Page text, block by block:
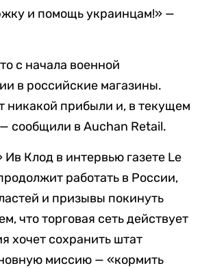
и помощь украинцам!» —
с начала военной
в российские магазины.
никакой прибыли и, в текущем
сообщили в Auchan Retail.
Клод в интервью газете Le
работать в России,
и призывы покинуть
что торговая сеть действует
хочет сохранить штат
миссию — «кормить